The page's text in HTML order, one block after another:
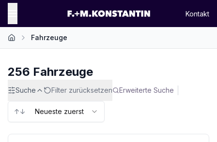
Kontakt
StartseiteFahrzeuge
256 Fahrzeuge
Suche Filter zurücksetzen Erweiterte Suche
↑↓ Neueste zuerst